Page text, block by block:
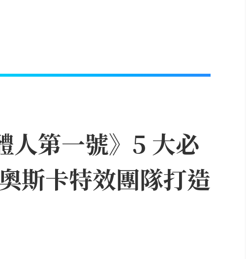
第一號》5 大必
斯卡特效團隊打造